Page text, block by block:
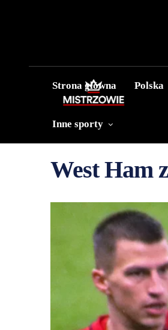
Strona główna Polska
Inne sporty
West Ham